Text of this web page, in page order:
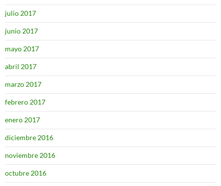
julio 2017
junio 2017
mayo 2017
abril 2017
marzo 2017
febrero 2017
enero 2017
diciembre 2016
noviembre 2016
octubre 2016